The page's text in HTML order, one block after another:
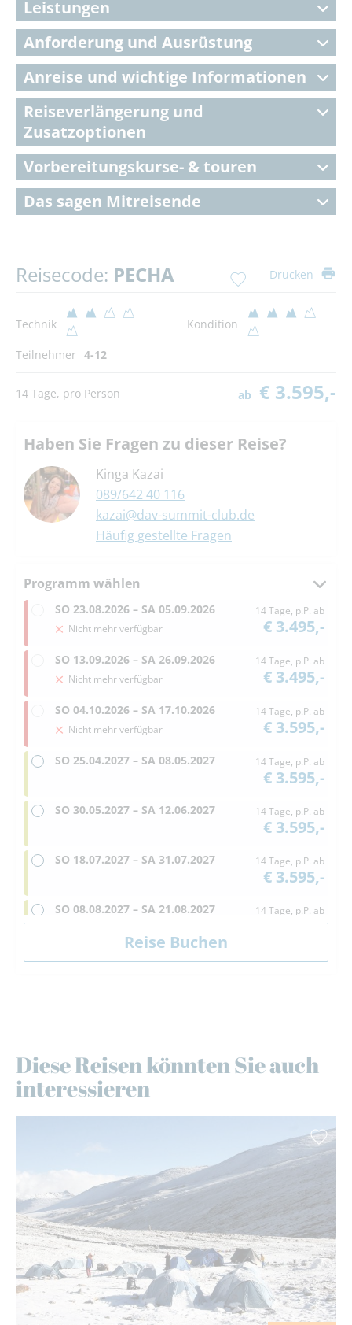
Leistungen
Anforderung und Ausrüstung
Anreise und wichtige Informationen
Reiseverlängerung und
Zusatzoptionen
Vorbereitungskurse- & touren
Das sagen Mitreisende
Reisecode: PECHA Drucken
Technik Kondition
Teilnehmer 4-12
14 Tage, pro Person ab € 3.595,-
Haben Sie Fragen zu dieser Reise?
Kinga Kazai
089/642 40 116
kazai@dav-summit-club.de
Häufig gestellte Fragen
Programm wählen
SO 23.08.2026 – SA 05.09.2026
Nicht mehr verfügbar
14 Tage, p.P. ab
€ 3.495,-
SO 13.09.2026 – SA 26.09.2026
Nicht mehr verfügbar
14 Tage, p.P. ab
€ 3.495,-
SO 04.10.2026 – SA 17.10.2026
Nicht mehr verfügbar
14 Tage, p.P. ab
€ 3.595,-
SO 25.04.2027 – SA 08.05.2027 14 Tage, p.P. ab
€ 3.595,-
SO 30.05.2027 – SA 12.06.2027 14 Tage, p.P. ab
€ 3.595,-
SO 18.07.2027 – SA 31.07.2027 14 Tage, p.P. ab
€ 3.595,-
SO 08.08.2027 – SA 21.08.2027 14 Tage, p.P. ab
€ 3.595,-
SO22.08.2027 –SA04.09.2027 14 Tage, p.P. ab
10.10.2027 – SA 23.10.2027 14 Tage, p.P. ab
€ 3.595,-
Diese Reisen könnten Sie auch
interessieren